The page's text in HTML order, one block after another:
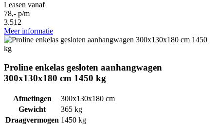
Leasen vanaf
78,- p/m
3.512
Meer informatie
Proline enkelas gesloten aanhangwagen
300x130x180 cm 1450 kg
Afmetingen
300x130x180 cm
Gewicht
365 kg
Draagvermogen 1450 kg